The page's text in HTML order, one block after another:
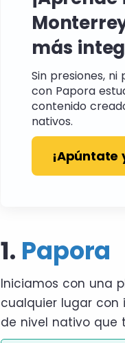
más
Sin presiones, ni
con Papora
contenido
nativos.
¡Apúntate
1. Papora
Iniciamos con una
cualquier lugar con
de nivel nativo que